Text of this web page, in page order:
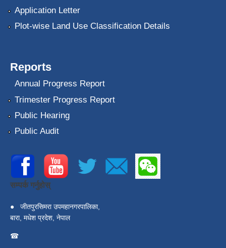
Application Letter
Plot-wise Land Use Classification Details
Reports
Annual Progress Report
Trimester Progress Report
Public Hearing
Public Audit
सम्पर्क गर्नुहोस्
●
जीतपुरसिमरा उपमहानगरपालिका,
बारा, मधेश प्रदेश, नेपाल
☎